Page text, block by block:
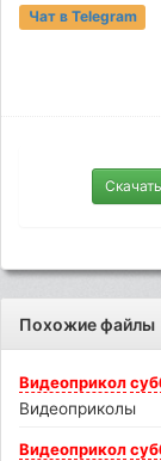
Чат в Telegram
Похожие файлы
Видеоприкол
Видеоприколы
Видеоприкол